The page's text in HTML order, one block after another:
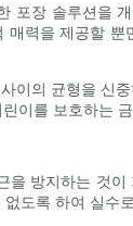
장 솔루션을
력을 제공할
의 균형을
이를 보호하는
방지하는 것
도록 하여 실수